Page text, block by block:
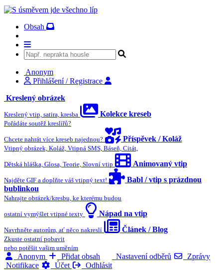
Obsah
Anonym
Přihlášení / Registrace
Kreslený obrázek
Kreslený vtip, satira, kresba Kolekce kreseb
Pořádáte soutěž kreslířů?
Chcete nahrát více kreseb najednou? Příspěvek / Koláž
Vtipný obrázek, Koláž, Vtipná SMS, Báseň, Citát,
Dětská hláška, Glosa, Teorie, Slovní vtip Animovaný vtip
Najděte GIF a doplňte váš vtipný text!
Babl / vtip s prázdnou
bublinkou
Nahrajte obrázek/kresbu, ke kterému budou
ostatní vymýšlet vtipné texty Nápad na vtip
Navrhněte autorům, ať něco nakreslí Článek / Blog
Zkuste ostatní pobavit
nebo potěšit vašim uměním
Anonym Přidat obsah Nastavení odběrů
Zprávy
Notifikace
Účet Odhlásit